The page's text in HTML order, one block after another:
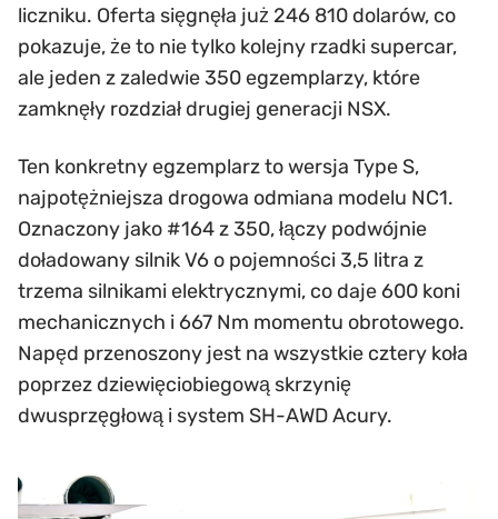
liczniku. Oferta sięgnęła już 246 810 dolarów, co
pokazuje, że to nie tylko kolejny rzadki supercar,
ale jeden z zaledwie 350 egzemplarzy, które
zamknęły rozdział drugiej generacji NSX.
Ten konkretny egzemplarz to wersja Type S,
najpotężniejsza drogowa odmiana modelu NC1.
Oznaczony jako #164 z 350, łączy podwójnie
doładowany silnik V6 o pojemności 3,5 litra z
trzema silnikami elektrycznymi, co daje 600 koni
mechanicznych i 667 Nm momentu obrotowego.
Napęd przenoszony jest na wszystkie cztery koła
poprzez dziewięciobiegową skrzynię
dwusprzęgłową i system SH-AWD Acury.